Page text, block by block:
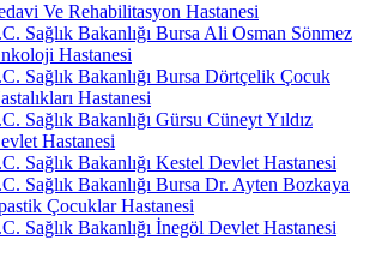
Ve Rehabilitasyon Hastanesi
Sağlık Bakanlığı Bursa Ali Osman Sönmez
Hastanesi
Sağlık Bakanlığı Bursa Dörtçelik Çocuk
Hastanesi
Sağlık Bakanlığı Gürsu Cüneyt Yıldız
Hastanesi
Sağlık Bakanlığı Kestel Devlet Hastanesi
Sağlık Bakanlığı Bursa Dr. Ayten Bozkaya
Çocuklar Hastanesi
Sağlık Bakanlığı İnegöl Devlet Hastanesi